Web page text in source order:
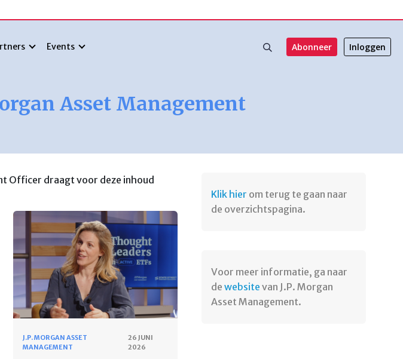
Events Abonneer Inloggen
Asset Management
Officer draagt voor deze inhoud
J.P. MORGAN ASSET
MANAGEMENT
26 JUNI
2026
Klik hier om terug te gaan naar
de overzichtspagina.
Voor meer informatie, ga naar
de website van J.P. Morgan
Asset Management.